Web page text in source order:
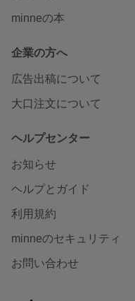
minneの本
企業の方へ
広告出稿について
大口注文について
ヘルプセンター
お知らせ
ヘルプとガイド
利用規約
minneのセキュリティ
お問い合わせ